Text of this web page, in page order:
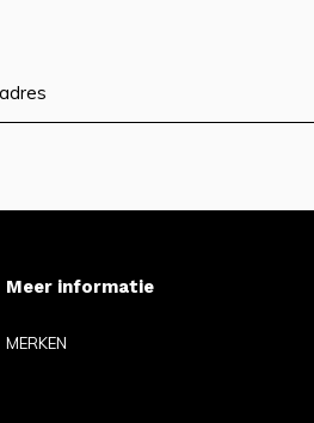
Meer informatie
MERKEN